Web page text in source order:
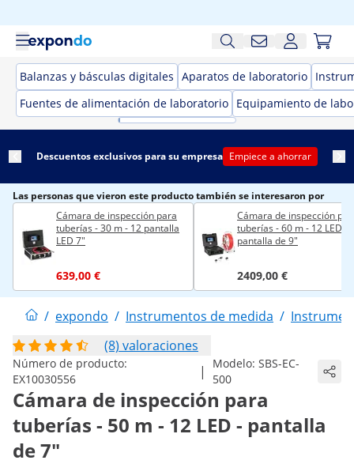
Balanzas y básculas digitales Aparatos de laboratorio
Fuentes de alimentación de laboratorio Equipamiento de
Descuentos exclusivos para su empresa Empiece a ahorrar
Las personas que vieron este producto también se interesaron por
Cámara de inspección para
tuberías - 30 m - 12 pantalla
LED 7"
639,00 €
Cámara de inspección
tuberías - 60 m - 12 LED -
pantalla de 9"
2409,00 €
/ expondo / Instrumentos de medida /
(8) valoraciones
Número de producto:
EX10030556
| Modelo: SBS-EC-
500
Cámara de inspección para
tuberías - 50 m - 12 LED - pantalla
de 7"